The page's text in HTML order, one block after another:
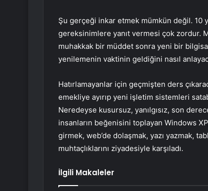
Şu gerçeği inkar etmek mümkün değil. 10
gereksinimlere yanıt vermesi çok zordur.
muhakkak bir müddet sonra yeni bir
yenilemenin vaktinin geldiğini nasıl
Hatırlamayanlar için geçmişten ders
emekliye ayırıp yeni işletim sistemleri
Neredeyse kusursuz, yanılgısız, son
insanların beğenisini toplayan Windows
girmek, web’de dolaşmak, yazı yazmak,
muhtaçlıklarını ziyadesiyle karşıladı.
İlgili Makaleler